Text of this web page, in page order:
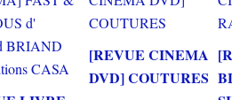
[REVUE CINEMA
DVD] COUTURES